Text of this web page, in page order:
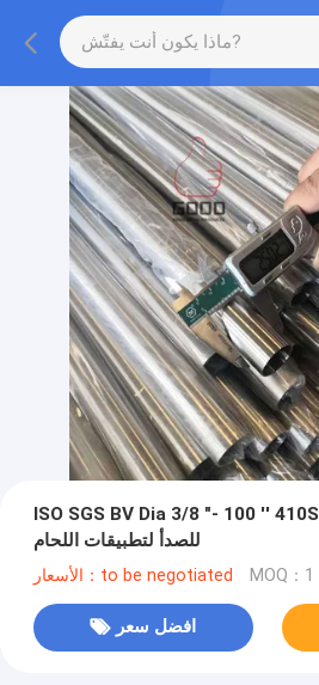
ISO SGS BV Dia 3/8 "- 100 '' 410S أنابيب الفولاذ المقاوم
للصدأ لتطبيقات اللحام
الأسعار：to be negotiated
افضل سعر